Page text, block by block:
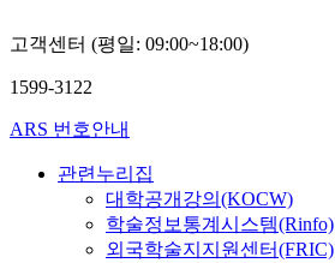
고객센터 (평일: 09:00~18:00)
1599-3122
ARS 번호안내
관련누리집
대학공개강의(KOCW)
학술정보통계시스템(Rinfo)
외국학술지지원센터(FRIC)